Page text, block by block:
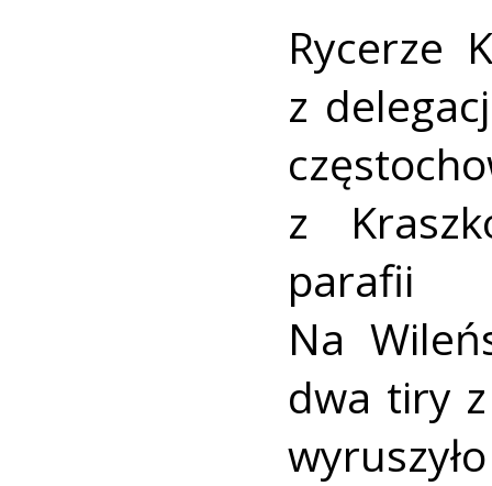
Rycerze
z
z
parafii
Na
dwa tiry